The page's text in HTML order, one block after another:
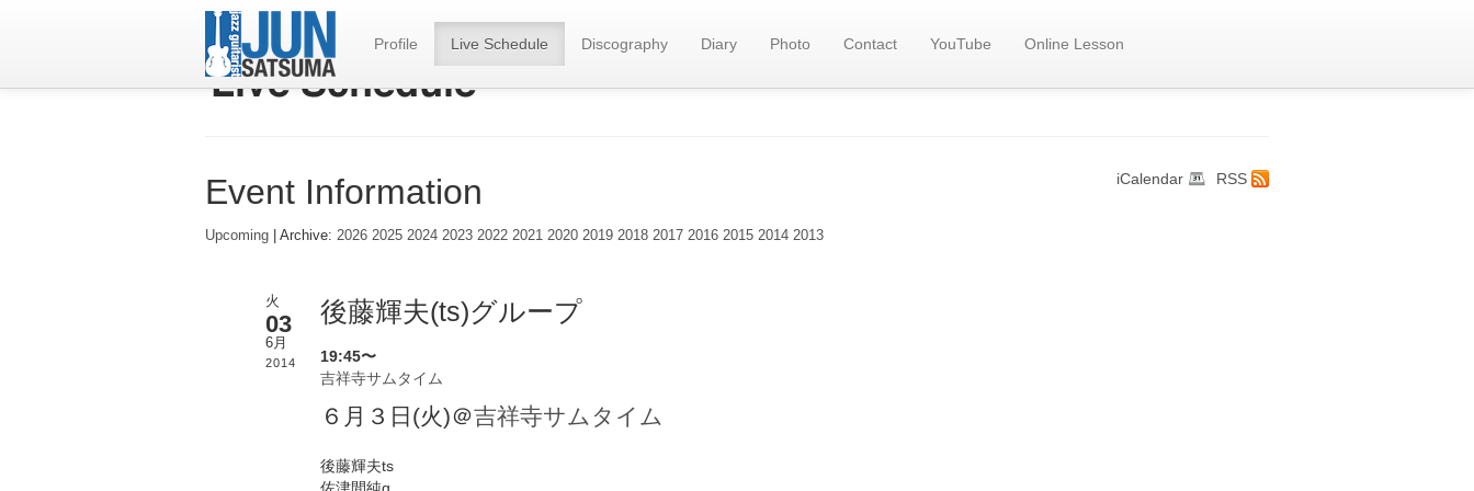
Profile Live Schedule Discography Diary Photo Contact YouTube Online Lesson
RSS
iCalendar
Event Information
Upcoming | Archive: 2026 2025 2024 2023 2022 2021 2020 2019 2018 2017 2016 2015 2014 2013
火
03
6月
2014
後藤輝夫(ts)グループ
19:45〜
吉祥寺サムタイム
６月３日(火)＠吉祥寺サムタイム
後藤輝夫ts